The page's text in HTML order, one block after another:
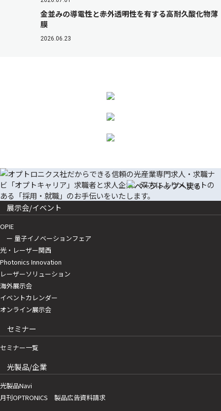
金並みの導電性と赤外透明性を有する高耐久酸化物薄
膜
2026.06.23
展示会/イベント
OPIE
ー 量子イノベーションフェア
光・レーザー関西
Photonics Innovation
レーザーソリューション
海外展示会
イベントカレンダー
オンライン展示会
セミナー
セミナー一覧
光製品/企業
光製品Navi
月刊OPTRONICS 製品広告資料請求